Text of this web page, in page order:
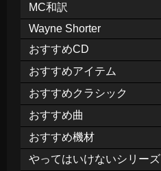
MC和訳
Wayne Shorter
おすすめCD
おすすめアイテム
おすすめクラシック
おすすめ曲
おすすめ機材
やってはいけないシリーズ